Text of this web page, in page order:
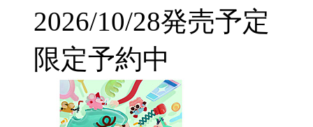
2026/10/28発売予定
限定予約中